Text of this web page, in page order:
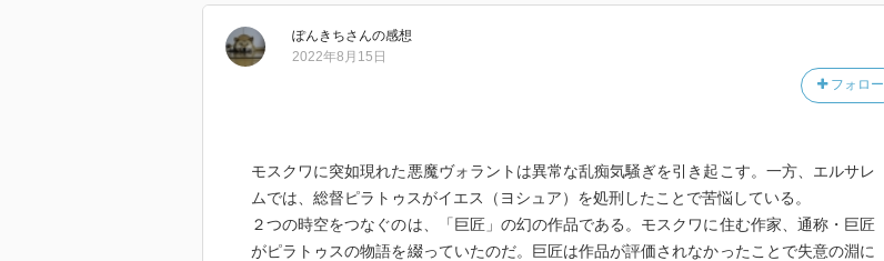
ぽんきちさんの感想
フォロー
2022年8月15日
モスクワに突如現れた悪魔ヴォラントは異常な乱痴気騒ぎを引き起こす。一方、エルサレ
ムでは、総督ピラトゥスがイエス（ヨシュア）を処刑したことで苦悩している。
２つの時空をつなぐのは、「巨匠」の幻の作品である。モスクワに住む作家、通称・巨匠
がピラトゥスの物語を綴っていたのだ。巨匠は作品が評価されなかったことで失意の淵に